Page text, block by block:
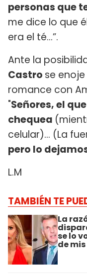
personas que
me dice lo que
era el té...”.
Ante la
Castro se
romance con
"Señores, el
chequea
celular)... (La
pero lo
L.M
TAMBIÉN TE
La
se lo
de